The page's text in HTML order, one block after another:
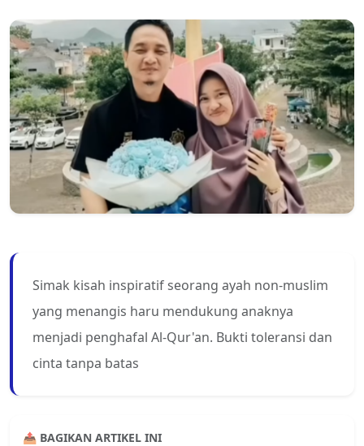
Simak kisah inspiratif seorang ayah non-muslim
yang menangis haru mendukung anaknya
menjadi penghafal Al-Qur'an. Bukti toleransi dan
cinta tanpa batas
📤 BAGIKAN ARTIKEL INI